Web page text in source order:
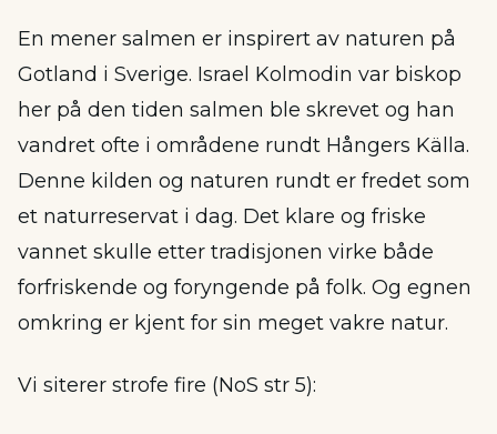
En mener salmen er inspirert av naturen på
Gotland i Sverige. Israel Kolmodin var biskop
her på den tiden salmen ble skrevet og han
vandret ofte i områdene rundt Hångers Källa.
Denne kilden og naturen rundt er fredet som
et naturreservat i dag. Det klare og friske
vannet skulle etter tradisjonen virke både
forfriskende og foryngende på folk. Og egnen
omkring er kjent for sin meget vakre natur.
Vi siterer strofe fire (NoS str 5):